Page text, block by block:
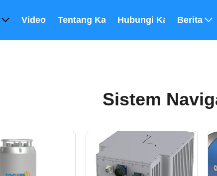
Video Tentang Kami Hubungi KamiBerita
Sistem